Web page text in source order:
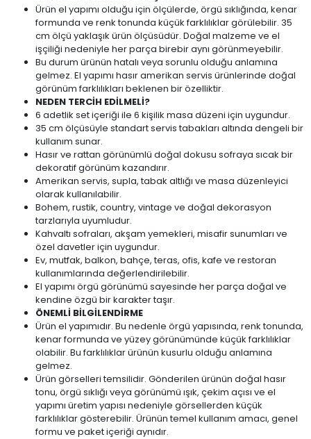
Ürün el yapımı olduğu için ölçülerde, örgü sıklığında, kenar
formunda ve renk tonunda küçük farklılıklar görülebilir. 35
cm ölçü yaklaşık ürün ölçüsüdür. Doğal malzeme ve el
işçiliği nedeniyle her parça birebir aynı görünmeyebilir.
Bu durum ürünün hatalı veya sorunlu olduğu anlamına
gelmez. El yapımı hasır amerikan servis ürünlerinde doğal
görünüm farklılıkları beklenen bir özelliktir.
NEDEN TERCİH EDİLMELİ?
6 adetlik set içeriği ile 6 kişilik masa düzeni için uygundur.
35 cm ölçüsüyle standart servis tabakları altında dengeli bir
kullanım sunar.
Hasır ve rattan görünümlü doğal dokusu sofraya sıcak bir
dekoratif görünüm kazandırır.
Amerikan servis, supla, tabak altlığı ve masa düzenleyici
olarak kullanılabilir.
Bohem, rustik, country, vintage ve doğal dekorasyon
tarzlarıyla uyumludur.
Kahvaltı sofraları, akşam yemekleri, misafir sunumları ve
özel davetler için uygundur.
Ev, mutfak, balkon, bahçe, teras, ofis, kafe ve restoran
kullanımlarında değerlendirilebilir.
El yapımı örgü görünümü sayesinde her parça doğal ve
kendine özgü bir karakter taşır.
ÖNEMLİ BİLGİLENDİRME
Ürün el yapımıdır. Bu nedenle örgü yapısında, renk tonunda,
kenar formunda ve yüzey görünümünde küçük farklılıklar
olabilir. Bu farklılıklar ürünün kusurlu olduğu anlamına
gelmez.
Ürün görselleri temsilidir. Gönderilen ürünün doğal hasır
tonu, örgü sıklığı veya görünümü ışık, çekim açısı ve el
yapımı üretim yapısı nedeniyle görsellerden küçük
farklılıklar gösterebilir. Ürünün temel kullanım amacı, genel
formu ve paket içeriği aynıdır.